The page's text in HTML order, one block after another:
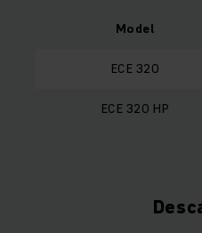
Model
ECE 320
ECE 320 HP